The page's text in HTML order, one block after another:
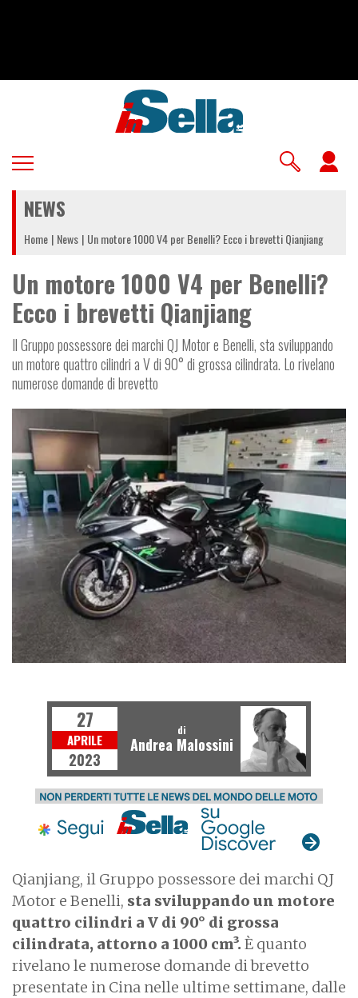
NEWS
Home News Un motore 1000 V4 per Benelli? Ecco i brevetti Qianjiang
Un motore 1000 V4 per Benelli?
Ecco i brevetti Qianjiang
Il Gruppo possessore dei marchi QJ Motor e Benelli, sta sviluppando
un motore quattro cilindri a V di 90° di grossa cilindrata. Lo rivelano
numerose domande di brevetto
Qianjiang, il Gruppo possessore dei marchi QJ
Motor e Benelli, sta sviluppando un motore
quattro cilindri a V di 90° di grossa
cilindrata, attorno a 1000 cm³. È quanto
rivelano le numerose domande di brevetto
presentate in Cina nelle ultime settimane, dalle
27
APRILE
2023
di
Andrea Malossini